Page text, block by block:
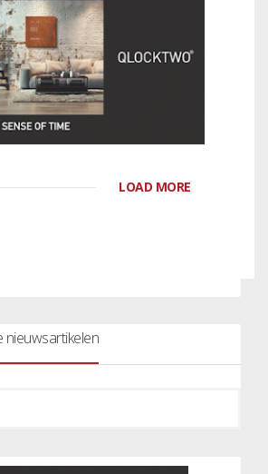
LOAD MORE